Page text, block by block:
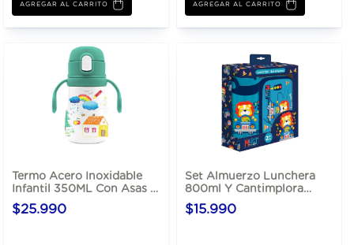
AGREGAR AL CARRITO AGREGAR AL CARRITO
Termo Acero Inoxidable
Infantil 350ML Con Asas Y
Sorbete
$25.990
Set Almuerzo Lunchera
800ml Y Cantimplora
Aluminio 500ml
$15.990